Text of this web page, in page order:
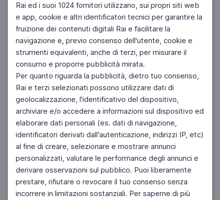
Rai ed i suoi 1024 fornitori utilizzano, sui propri siti web
e app, cookie e altri identificatori tecnici per garantire la
fruizione dei contenuti digitali Rai e facilitare la
navigazione e, previo consenso dell'utente, cookie e
strumenti equivalenti, anche di terzi, per misurare il
consumo e proporre pubblicità mirata.
Per quanto riguarda la pubblicità, dietro tuo consenso,
Rai e terzi selezionati possono utilizzare dati di
geolocalizzazione, l'identificativo del dispositivo,
archiviare e/o accedere a informazioni sul dispositivo ed
elaborare dati personali (es. dati di navigazione,
identificatori derivati dall'autenticazione, indirizzi IP, etc)
al fine di creare, selezionare e mostrare annunci
personalizzati, valutare le performance degli annunci e
derivare osservazioni sul pubblico. Puoi liberamente
prestare, rifiutare o revocare il tuo consenso senza
incorrere in limitazioni sostanziali. Per saperne di più